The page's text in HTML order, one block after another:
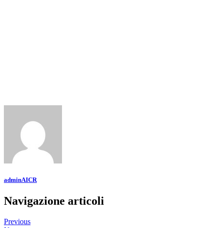
adminAICR
Navigazione articoli
Previous